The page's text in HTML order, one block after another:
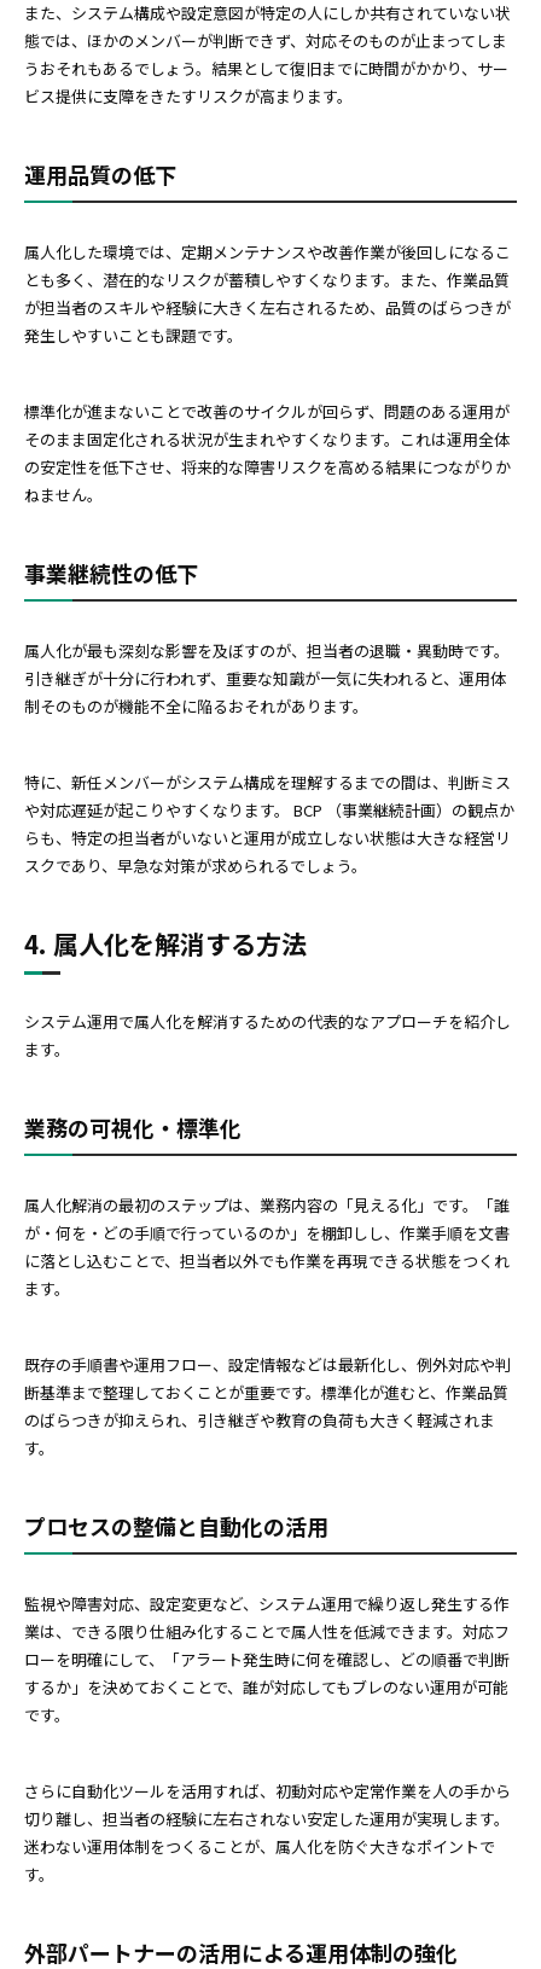
また、システム構成や設定意図が特定の人にしか共有されていない状
態では、ほかのメンバーが判断できず、対応そのものが止まってしま
うおそれもあるでしょう。結果として復旧までに時間がかかり、サー
ビス提供に支障をきたすリスクが高まります。
運用品質の低下
属人化した環境では、定期メンテナンスや改善作業が後回しになるこ
とも多く、潜在的なリスクが蓄積しやすくなります。また、作業品質
が担当者のスキルや経験に大きく左右されるため、品質のばらつきが
発生しやすいことも課題です。
標準化が進まないことで改善のサイクルが回らず、問題のある運用が
そのまま固定化される状況が生まれやすくなります。これは運用全体
の安定性を低下させ、将来的な障害リスクを高める結果につながりか
ねません。
事業継続性の低下
属人化が最も深刻な影響を及ぼすのが、担当者の退職・異動時です。
引き継ぎが十分に行われず、重要な知識が一気に失われると、運用体
制そのものが機能不全に陥るおそれがあります。
特に、新任メンバーがシステム構成を理解するまでの間は、判断ミス
や対応遅延が起こりやすくなります。 BCP （事業継続計画）の観点か
らも、特定の担当者がいないと運用が成立しない状態は大きな経営リ
スクであり、早急な対策が求められるでしょう。
4. 属人化を解消する方法
システム運用で属人化を解消するための代表的なアプローチを紹介し
ます。
業務の可視化・標準化
属人化解消の最初のステップは、業務内容の「見える化」です。「誰
が・何を・どの手順で行っているのか」を棚卸しし、作業手順を文書
に落とし込むことで、担当者以外でも作業を再現できる状態をつくれ
ます。
既存の手順書や運用フロー、設定情報などは最新化し、例外対応や判
断基準まで整理しておくことが重要です。標準化が進むと、作業品質
のばらつきが抑えられ、引き継ぎや教育の負荷も大きく軽減されま
す。
プロセスの整備と自動化の活用
監視や障害対応、設定変更など、システム運用で繰り返し発生する作
業は、できる限り仕組み化することで属人性を低減できます。対応フ
ローを明確にして、「アラート発生時に何を確認し、どの順番で判断
するか」を決めておくことで、誰が対応してもブレのない運用が可能
です。
さらに自動化ツールを活用すれば、初動対応や定常作業を人の手から
切り離し、担当者の経験に左右されない安定した運用が実現します。
迷わない運用体制をつくることが、属人化を防ぐ大きなポイントで
す。
外部パートナーの活用による運用体制の強化